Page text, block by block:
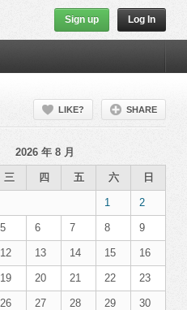
Sign up Log In
LIKE? SHARE
2026 年 8 月
三 四 五 六 日
1 2
5 6 7 8 9
12 13 14 15 16
19 20 21 22 23
26 27 28 29 30